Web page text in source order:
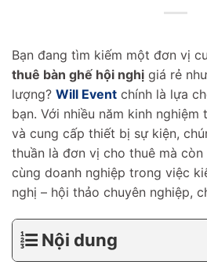
Bạn đang tìm kiếm một đơn vị
thuê bàn ghế hội nghị giá rẻ
lượng? Will Event chính là lựa
bạn. Với nhiều năm kinh
và cung cấp thiết bị sự kiện,
thuần là đơn vị cho thuê mà
cùng doanh nghiệp trong việc
nghị – hội thảo chuyên nghiệp,
Nội dung